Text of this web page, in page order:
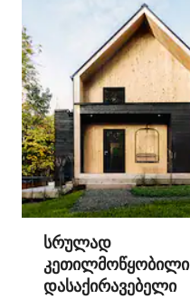
სრულად
კეთილმოწყობილი
დასაქირავებელი